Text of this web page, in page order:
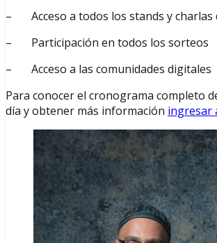
– Acceso a todos los stands y charlas
– Participación en todos los sorteos
– Acceso a las comunidades digitales
Para conocer el cronograma completo
día y obtener más información ingresar